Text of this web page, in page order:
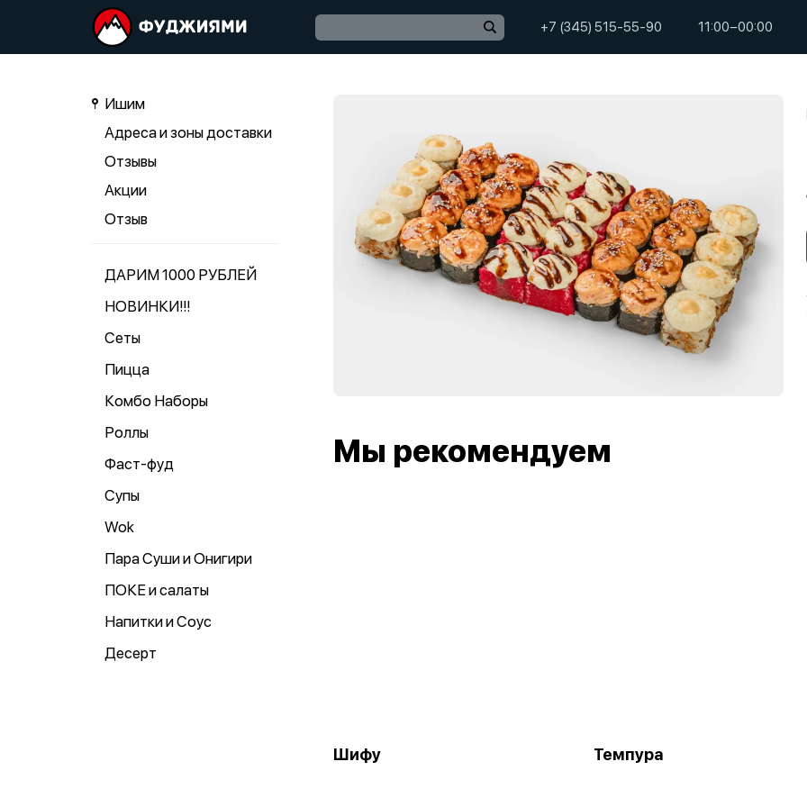
+7 (345) 515-55-90 11:00−00:00
Ишим
Адреса и зоны доставки
Отзывы
Акции
Отзыв
ДАРИМ 1000 РУБЛЕЙ
НОВИНКИ!!!
Сеты
Пицца
Комбо Наборы
Роллы
Фаст-фуд
Супы
Wok
Пара Суши и Онигири
ПОКЕ и салаты
Напитки и Соус
Десерт
Мы рекомендуем
Шифу Темпура